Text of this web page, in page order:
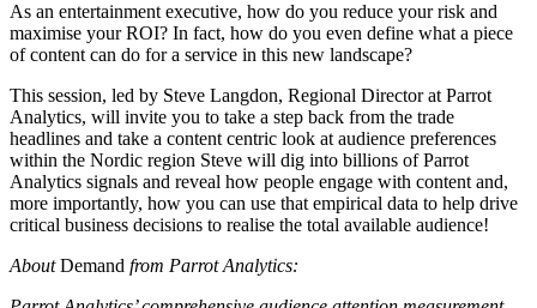
As an entertainment executive, how do you reduce your risk and
maximise your ROI? In fact, how do you even define what a piece
of content can do for a service in this new landscape?
This session, led by Steve Langdon, Regional Director at Parrot
Analytics, will invite you to take a step back from the trade
headlines and take a content centric look at audience preferences
within the Nordic region Steve will dig into billions of Parrot
Analytics signals and reveal how people engage with content and,
more importantly, how you can use that empirical data to help drive
critical business decisions to realise the total available audience!
AboutDemand from Parrot Analytics: